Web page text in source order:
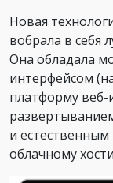
Новая
вобрала в себя
Она обладала
интерфейсом
платформу веб-
и
облачному